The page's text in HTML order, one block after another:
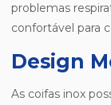
problemas
confortável para
Design
As coifas inox